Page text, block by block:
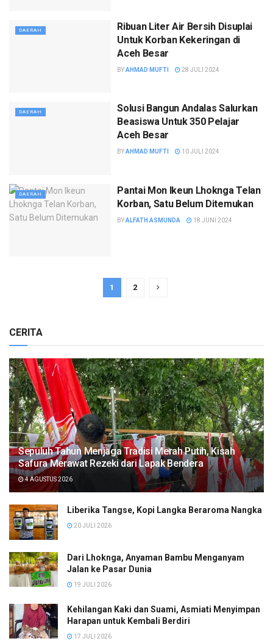
DAERAH
Ribuan Liter Air Bersih Disuplai
Untuk Korban Kekeringan di
Aceh Besar
BYAHMAD MUFTI 28 JULI 2024
DAERAH
Solusi Bangun Andalas Salurkan
Beasiswa Untuk 350 Pelajar
Aceh Besar
BYAHMAD MUFTI 10 JULI 2024
DAERAH
Pantai Mon Ikeun Lhoknga Telan
Korban, Satu Belum Ditemukan
BYALFATH ASMUNDA 18 JUNI 2024
1 2
CERITA
Sepuluh Tahun Menjaga Tradisi Merah Putih, Kisah
Safura Merawat Rezeki dari Lapak Bendera
4 AGUSTUS 2026
Liberika Tangse, Kopi Langka Beraroma Nangka
20 JULI 2026
Dari Lhoknga, Anyaman Bambu Menganyam
Jalan ke Pasar Dunia
19 JULI 2026
Kehilangan Kaki dan Suami, Asmiati Menyimpan
Harapan untuk Kembali Berdiri
17 JULI 2026